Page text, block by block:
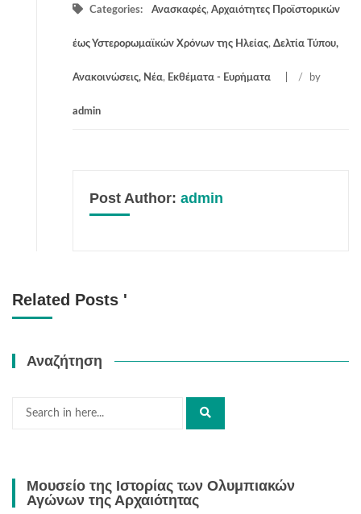
Categories: Ανασκαφές, Αρχαιότητες Προϊστορικών
έως Υστερορωμαϊκών Χρόνων της Ηλείας, Δελτία Τύπου,
Ανακοινώσεις, Νέα, Εκθέματα - Ευρήματα / by
admin
Post Author: admin
Related Posts '
Αναζήτηση
Μουσείο της Ιστορίας των Ολυμπιακών
Αγώνων της Αρχαιότητας